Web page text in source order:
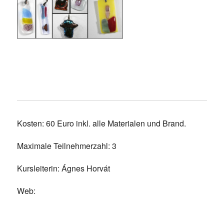
Kosten: 60 Euro inkl. alle Materialen und Brand.
Maximale Teilnehmerzahl: 3
Kursleiterin: Ágnes Horvát
Web: